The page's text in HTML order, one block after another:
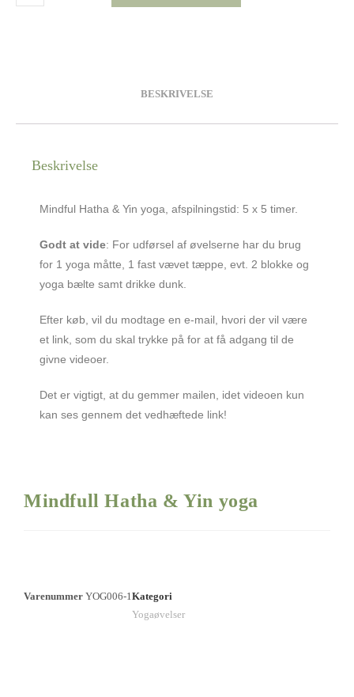
BESKRIVELSE
Beskrivelse
Mindful Hatha & Yin yoga, afspilningstid: 5 x 5 timer.
Godt at vide: For udførsel af øvelserne har du brug
for 1 yoga måtte, 1 fast vævet tæppe, evt. 2 blokke og
yoga bælte samt drikke dunk.
Efter køb, vil du modtage en e-mail, hvori der vil være
et link, som du skal trykke på for at få adgang til de
givne videoer.
Det er vigtigt, at du gemmer mailen, idet videoen kun
kan ses gennem det vedhæftede link!
Mindfull Hatha & Yin yoga
Varenummer YOG006-1Kategori
Yogaøvelser